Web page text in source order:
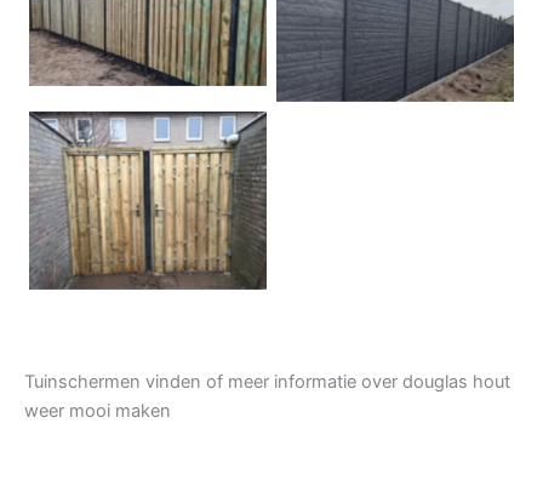
Hout beton schuttingen Rots motief antraciet
Tuindeur grenen
Tuinschermen vinden of meer informatie over douglas hout
weer mooi maken